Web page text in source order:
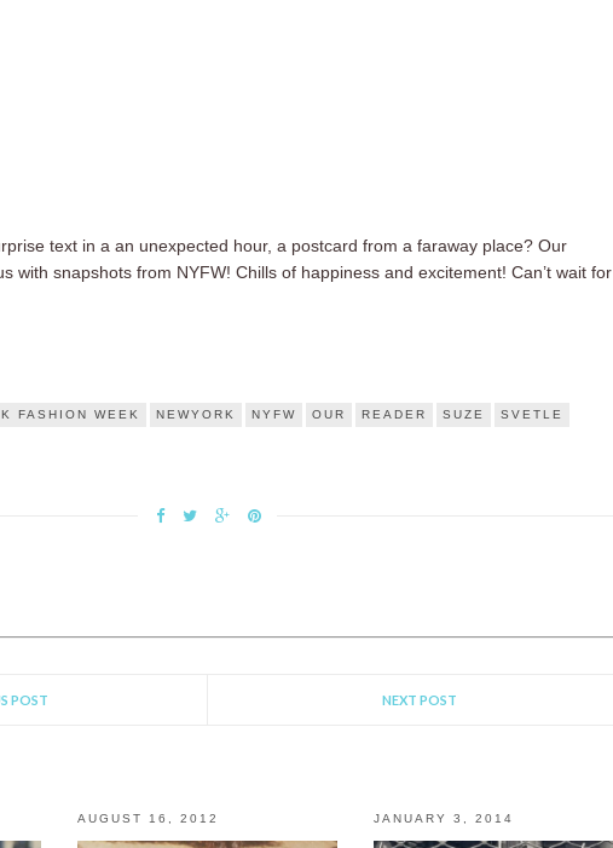
text in a an unexpected hour, a postcard from a faraway place? Our
with snapshots from NYFW! Chills of happiness and excitement! Can’t wait for
FASHION WEEK NEWYORK NYFW OUR READER SUZE SVETLE
POST NEXT POST
AUGUST 16, 2012 JANUARY 3, 2014